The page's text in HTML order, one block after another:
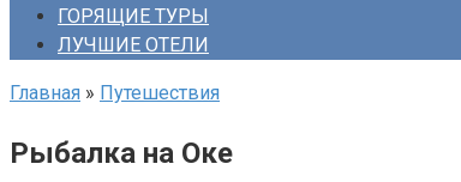
ГОРЯЩИЕ ТУРЫ
ЛУЧШИЕ ОТЕЛИ
Главная » Путешествия
Рыбалка на Оке